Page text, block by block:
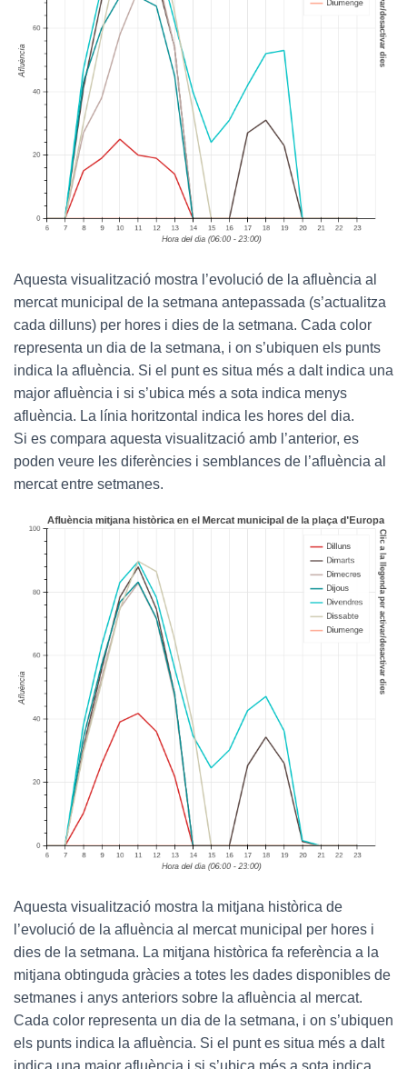
Aquesta visualització mostra l’evolució de la afluència al
mercat municipal de la setmana antepassada (s’actualitza
cada dilluns) per hores i dies de la setmana. Cada color
representa un dia de la setmana, i on s’ubiquen els punts
indica la afluència. Si el punt es situa més a dalt indica una
major afluència i si s’ubica més a sota indica menys
afluència. La línia horitzontal indica les hores del dia.
Si es compara aquesta visualització amb l’anterior, es
poden veure les diferències i semblances de l’afluència al
mercat entre setmanes.
Aquesta visualització mostra la mitjana històrica de
l’evolució de la afluència al mercat municipal per hores i
dies de la setmana. La mitjana històrica fa referència a la
mitjana obtinguda gràcies a totes les dades disponibles de
setmanes i anys anteriors sobre la afluència al mercat.
Cada color representa un dia de la setmana, i on s’ubiquen
els punts indica la afluència. Si el punt es situa més a dalt
indica una major afluència i si s’ubica més a sota indica